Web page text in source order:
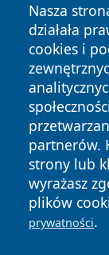
Nasza
działała
cookies i
partnerów.
strony lub
wyrażasz
plików
prywatności.
Copyright ©
zastrzeżone.
News Autorzy